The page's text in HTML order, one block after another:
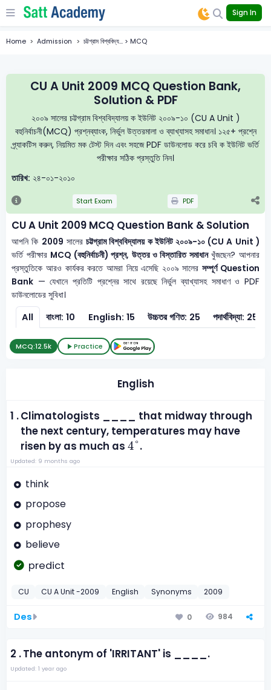
Sign In
Home Admission চট্টগ্রাম বিশ্ববিদ্য... > MCQ
CU A Unit 2009 MCQ Question Bank,
Solution & PDF
২০০৯ সালের চট্টগ্রাম বিশ্ববিদ্যালয় ক ইউনিট ২০০৯-১০ (CU A Unit )
বহুনির্বাচনী(MCQ) প্রশ্নব্যাংক, নির্ভুল উত্তরমালা ও ব্যাখ্যাসহ সমাধান। ১২৫+ প্রশ্নে
প্র্যাকটিস করুন, নিয়মিত মক টেস্ট দিন এবং সহজে PDF ডাউনলোড করে চবি ক ইউনিট ভর্তি
পরীক্ষার সঠিক প্রস্তুতি নিন।
তারিখ: ২৪-০১-২০১০
Start Exam PDF
CU A Unit 2009 MCQ Question Bank & Solution
আপনি কি 2009 সালেরচট্টগ্রাম বিশ্ববিদ্যালয় ক ইউনিট ২০০৯-১০ (CU A Unit )
ভর্তি পরীক্ষার MCQ (বহুনির্বাচনী) প্রশ্ন, উত্তর ও বিস্তারিত সমাধানখুঁজছেন? আপনার
প্রস্তুতিকে আরও কার্যকর করতে আমরা নিয়ে এসেছি ২০০৯ সালেরসম্পূর্ণ Question
Bank — যেখানে প্রতিটি প্রশ্নের সাথে রয়েছে নির্ভুল ব্যাখ্যাসহ সমাধাণ ও PDF
ডাউনলোডের সুবিধা।
All বাংলা: 10 English: 15 উচ্চতর গণিত: 25 পদার্থবিদ্যা: 25
MCQ:12.5k Practice
English
1 .Climatologists ____ that midway through
the next century, temperatures may have
risen by as much as4°
4°.
Updated: 9 months ago
think
propose
prophesy
believe
predict
CU CU A Unit -2009 English Synonyms 2009
Des 0 984
2 .The antonym of 'IRRITANT' is ____.
Updated: 1 year ago